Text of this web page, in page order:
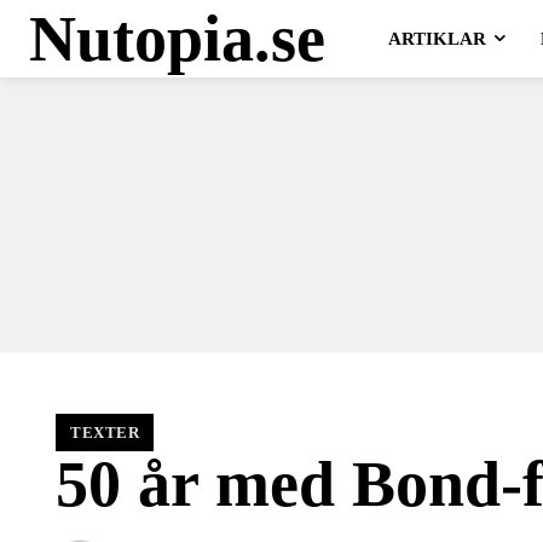
Nutopia.se ARTIKLAR
TEXTER
50 år med